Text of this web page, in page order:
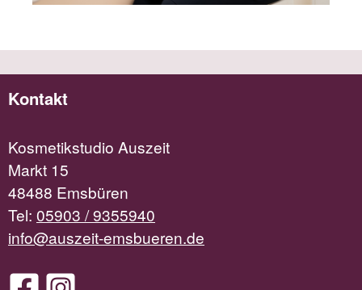
Kontakt
Kosmetikstudio Auszeit
Markt 15
48488 Emsbüren
Tel: 05903 / 9355940
info@auszeit-emsbueren.de